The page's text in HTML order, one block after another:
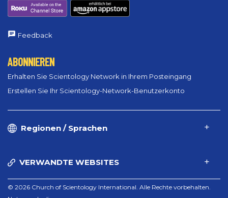
Feedback
ABONNIEREN
Erhalten Sie Scientology Network in Ihrem Posteingang
Erstellen Sie Ihr Scientology-Network-Benutzerkonto
Regionen / Sprachen
VERWANDTE WEBSITES
© 2026 Church of Scientology International. Alle Rechte vorbehalten.